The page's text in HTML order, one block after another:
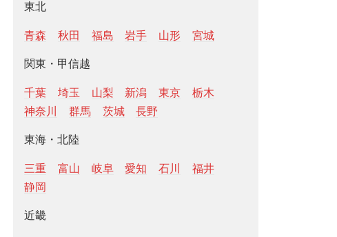
東北
青森 秋田 福島 岩手 山形 宮城
関東・甲信越
千葉 埼玉 山梨 新潟 東京
栃木
神奈川
群馬 茨城 長野
東海・北陸
三重 富山 岐阜 愛知 石川
福井
静岡
近畿